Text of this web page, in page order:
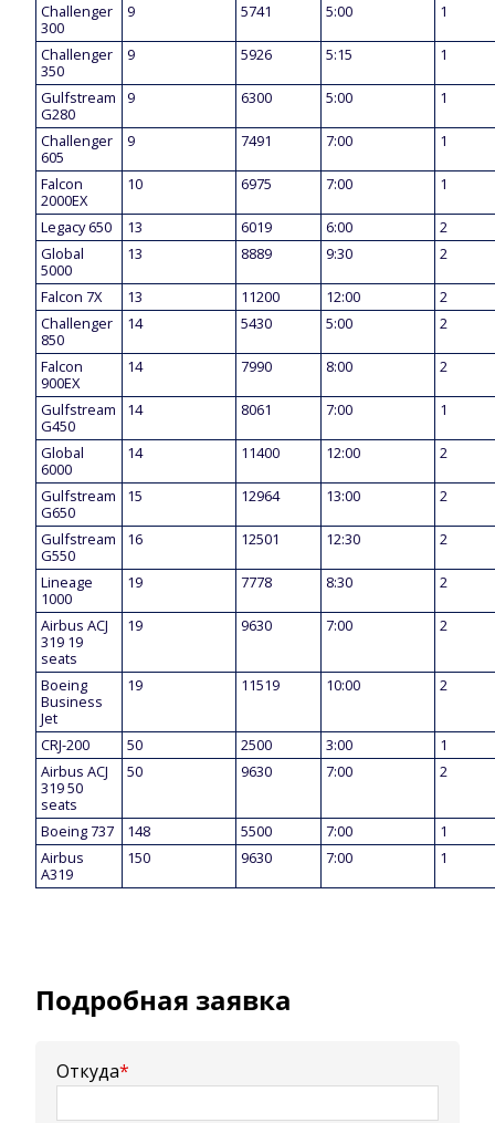
Challenger
300
9 5741 5:00 1
Challenger
350
9 5926 5:15 1
Gulfstream
G280
9 6300 5:00 1
Challenger
605
9 7491 7:00 1
Falcon
2000EX
10 6975 7:00 1
Legacy 650 13 6019 6:00
2
Global
5000
13 8889 9:30 2
Falcon 7X 13 11200 12:00
2
Challenger
850
14 5430 5:00 2
Falcon
900EX
14 7990 8:00 2
Gulfstream
G450
14 8061 7:00 1
Global
6000
14 11400 12:00 2
Gulfstream
G650
15 12964 13:00 2
Gulfstream
G550
16 12501 12:30 2
Lineage
1000
19 7778 8:30 2
Airbus ACJ
319 19
seats
19 9630 7:00 2
Boeing
Business
Jet
19 11519 10:00 2
CRJ-200 50 2500 3:00
1
Airbus ACJ
319 50
seats
50 9630 7:00 2
Boeing 737 148 5500 7:00
1
Airbus
A319
150 9630 7:00 1
Подробная заявка
Откуда*